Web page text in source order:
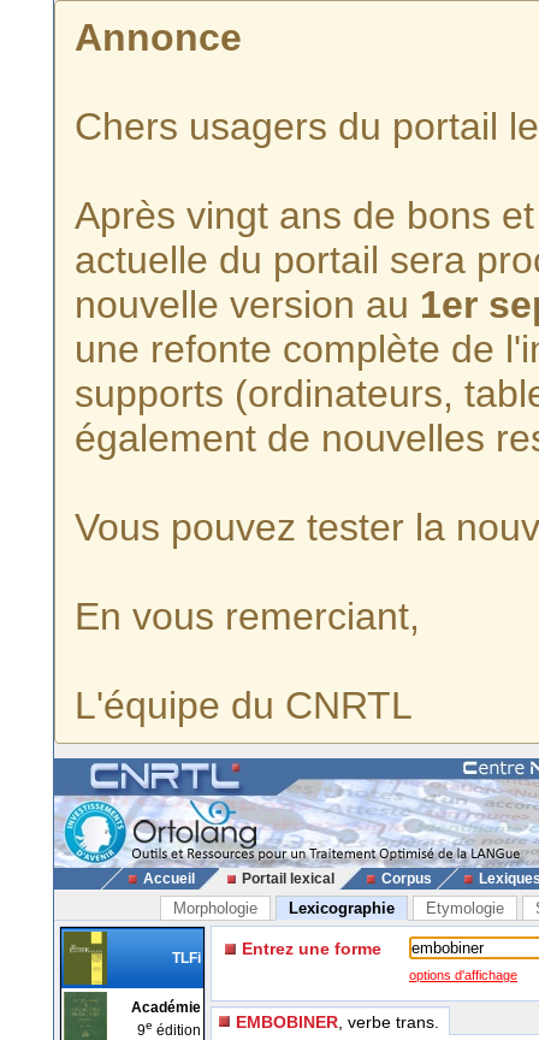
Annonce
Chers usagers du portail
Après vingt ans de bons
actuelle du portail sera
nouvelle version au 1er
une refonte complète de
supports (ordinateurs,
également de nouvelles
Vous pouvez tester la
En vous remerciant,
L'équipe du CNRTL
Accueil Portail lexical Corpus
Morphologie Lexicographie Etymologie
TLFi
Académie
9e édition
Entrez une forme
options d'affichage
EMBOBINER , verbe trans.